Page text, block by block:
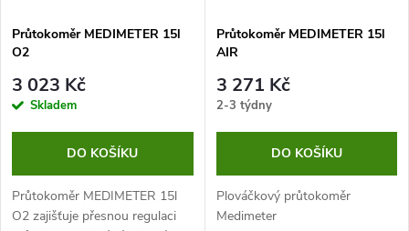
Průtokoměr MEDIMETER 15l
O2
3 023 Kč
Skladem
DO KOŠÍKU
Průtokoměr MEDIMETER 15l
O2 zajišťuje přesnou regulaci
Průtokoměr MEDIMETER 15l
AIR
3 271 Kč
2-3 týdny
DO KOŠÍKU
Plováčkový průtokoměr
Medimeter